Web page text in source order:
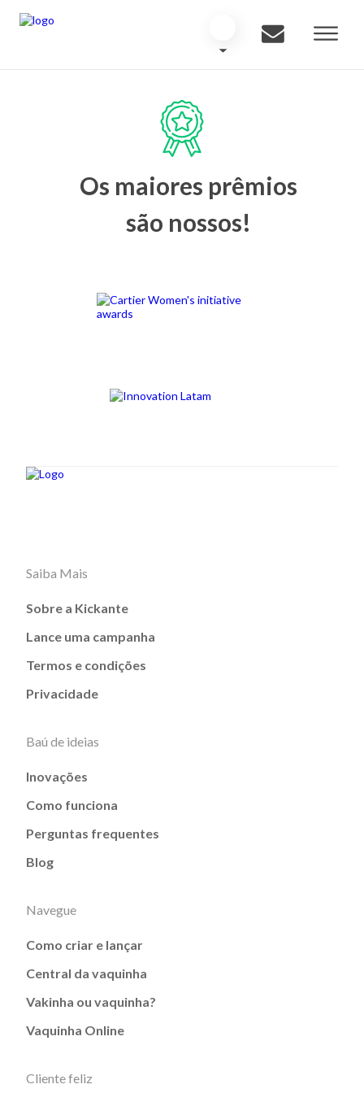
Os maiores prêmios
são nossos!
Saiba Mais
Sobre a Kickante
Lance uma campanha
Termos e condições
Privacidade
Baú de ideias
Inovações
Como funciona
Perguntas frequentes
Blog
Navegue
Como criar e lançar
Central da vaquinha
Vakinha ou vaquinha?
Vaquinha Online
Cliente feliz